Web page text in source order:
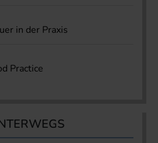
in der Praxis
Practice